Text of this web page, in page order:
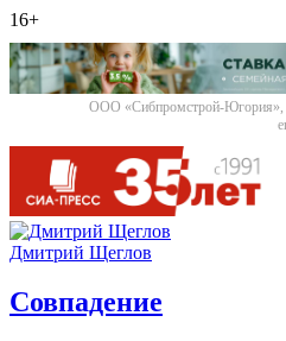
16+
ООО «Сибпромстрой-
Дмитрий Щеглов
​Совпадение